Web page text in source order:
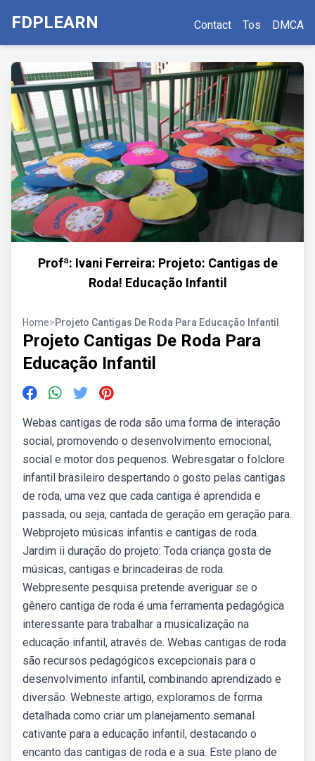
FDPLEARN Contact Tos DMCA
Profª: Ivani Ferreira: Projeto: Cantigas de
Roda! Educação Infantil
Home>Projeto Cantigas De Roda Para Educação Infantil
Projeto Cantigas De Roda Para
Educação Infantil
Webas cantigas de roda são uma forma de interação
social, promovendo o desenvolvimento emocional,
social e motor dos pequenos. Webresgatar o folclore
infantil brasileiro despertando o gosto pelas cantigas
de roda, uma vez que cada cantiga é aprendida e
passada, ou seja, cantada de geração em geração para.
Webprojeto músicas infantis e cantigas de roda.
Jardim ii duração do projeto: Toda criança gosta de
músicas, cantigas e brincadeiras de roda.
Webpresente pesquisa pretende averiguar se o
gênero cantiga de roda é uma ferramenta pedagógica
interessante para trabalhar a musicalização na
educação infantil, através de. Webas cantigas de roda
são recursos pedagógicos excepcionais para o
desenvolvimento infantil, combinando aprendizado e
diversão. Webneste artigo, exploramos de forma
detalhada como criar um planejamento semanal
cativante para a educação infantil, destacando o
encanto das cantigas de roda e a sua. Este plano de